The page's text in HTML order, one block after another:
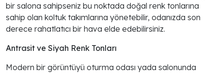
bir salona sahipseniz bu noktada doğal renk tonlarına
sahip olan koltuk takımlarına yönetebilir, odanızda son
derece rahatlatıcı bir hava elde edebilirsiniz.
Antrasit ve Siyah Renk Tonları
Modern bir görüntüyü oturma odası yada salonunda